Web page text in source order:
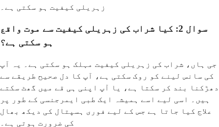
زہریلی کیفیت ہو سکتی ہے۔
سوال 2: کیا شراب کی زہریلی کیفیت سے موت واقع
ہو سکتی ہے؟
جی ہاں، شراب کی زہریلی کیفیت مہلک ہو سکتی ہے۔ یہ آپ
کی سانس لینے کو روک سکتی ہے، آپ کا دل صحیح طریقے سے
دھڑکنا بند کر سکتا ہے، یا آپ اپنی ہی قے میں گھٹ سکتے
ہیں۔ اسی لیے اسے ہمیشہ ایک طبی ایمرجنسی کے طور پر
علاج کیا جاتا ہے جس کے لیے فوری ہسپتال کی دیکھ بھال
کی ضرورت ہوتی ہے۔